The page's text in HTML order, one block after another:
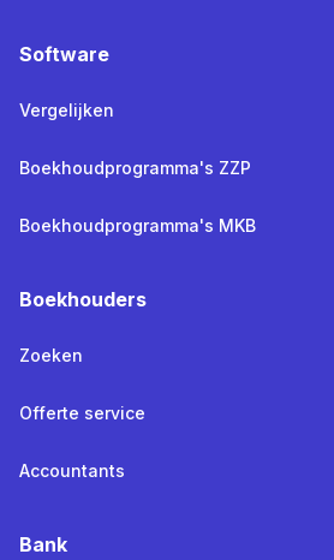
Software
Vergelijken
Boekhoudprogramma's ZZP
Boekhoudprogramma's MKB
Boekhouders
Zoeken
Offerte service
Accountants
Bank